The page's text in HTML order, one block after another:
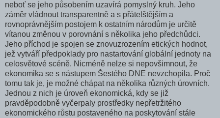
neboť se jeho působením uzavírá pomyslný kruh. Jeho
záměr vládnout transparentně a s přátelštějším a
rovnoprávnějším postojem k ostatním národům je určitě
vítanou změnou v porovnání s několika jeho předchůdci.
Jeho příchod je spojen se znovuzrozením etických hodnot,
jež vytváří předpoklady pro nastartování globální jednoty na
celosvětové scéně. Nicméně nelze si nepovšimnout, že
ekonomika se s nástupem Šestého DNE nevzchopila. Proč
tomu tak je, je možné chápat na několika různých úrovních.
Jednou z nich je úroveň ekonomická, kdy se již
pravděpodobně vyčerpaly prostředky nepřetržitého
ekonomického růstu postaveného na poskytování stále